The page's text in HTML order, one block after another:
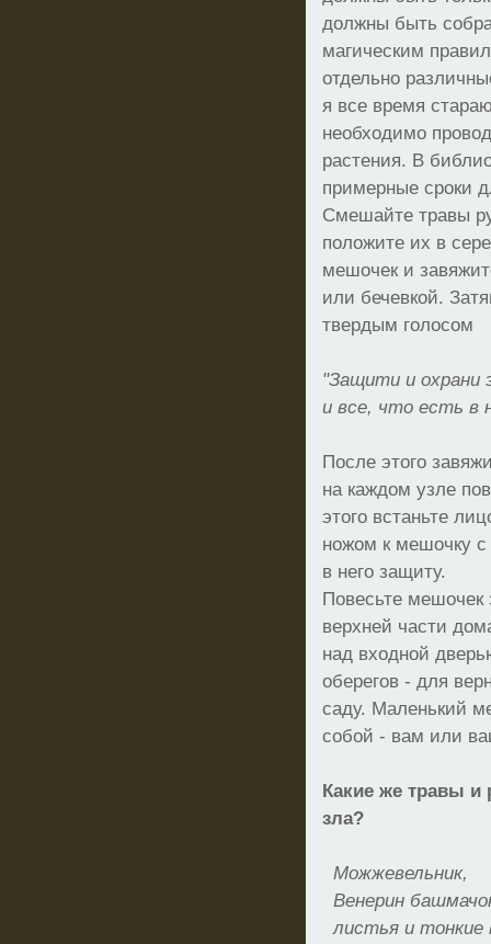
должны быть
магическим
отдельно
я все время
необходимо
растения. В
примерные сроки
Смешайте травы
положите их в
мешочек и
или бечевкой.
твердым голосом
"Защити и охрани
и все, что есть в
После этого
на каждом узле
этого встаньте
ножом к мешочку
в него защиту.
Повесьте мешочек
верхней части
над входной
оберегов - для
саду. Маленький
собой - вам или
Какие же травы и
зла?
Можжевельник,
Венерин
листья и тонкие